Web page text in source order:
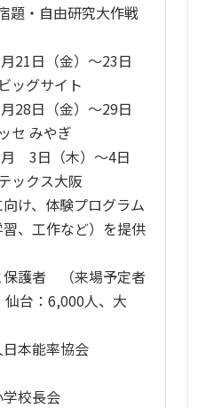
題・自由研究大作戦
21日（金）〜23日
ッグサイト
28日（金）〜29日
セ みやぎ
3日（木）〜4日
ックス大阪
け、体験プログラム
習、工作など）を提供
護者 （来場予定者
台：6,000人、大
本能率協会
校長会